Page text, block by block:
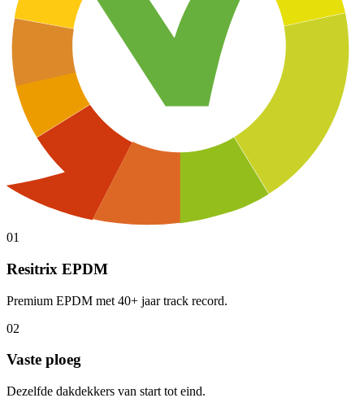
01
Resitrix EPDM
Premium EPDM met 40+ jaar track record.
02
Vaste ploeg
Dezelfde dakdekkers van start tot eind.